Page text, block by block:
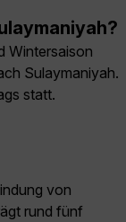
Wintersaison
Sulaymaniyah.
statt.
von
rund fünf